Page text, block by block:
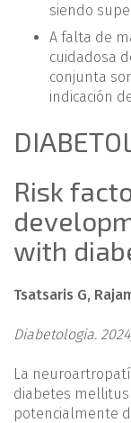
siendo
A falta de
cuidadosa
conjunta
indicación
Risk
with
Tsatsaris G,
Diabetologia.
La
diabetes mellitus
potencialmente